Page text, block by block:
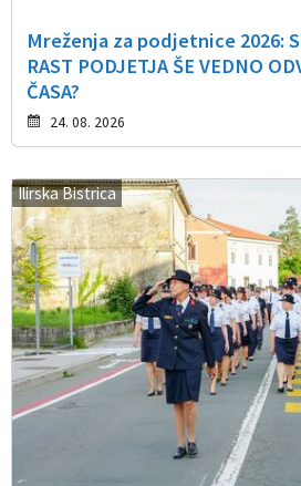
Mreženja za podjetnice 2026:
RAST PODJETJA ŠE VEDNO
ČASA?
24. 08. 2026
Ilirska Bistrica